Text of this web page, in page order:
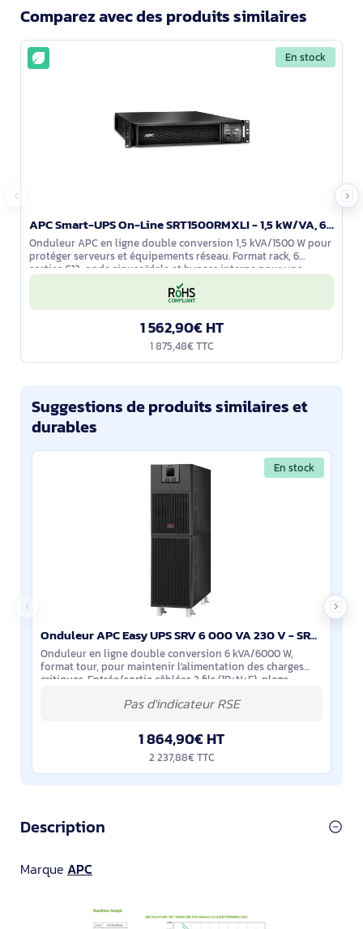
Comparez avec des produits similaires
En stock
APC Smart-UPS On-Line SRT1500RMXLI - 1,5 kW/VA, 6 sorties C13, montable en rack
Onduleur APC en ligne double conversion 1,5 kVA/1500 W pour
protéger serveurs et équipements réseau. Format rack, 6
sorties C13, onde sinusoïdale et bypass interne pour une
alimentation stable. Écran
1 562,90€ HT
1 875,48€ TTC
Suggestions de produits similaires et
durables
En stock
Onduleur APC Easy UPS SRV 6 000 VA 230 V - SRV6KI
Onduleur en ligne double conversion 6 kVA/6000 W,
format tour, pour maintenir l'alimentation des charges
critiques. Entrée/sortie câblées 3 fils (1P+N+E), plage
1 864,90€ HT
2 237,88€ TTC
Description
Marque APC